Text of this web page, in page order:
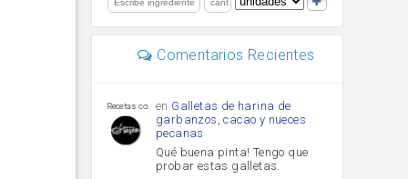
Comentarios Recientes
Recetas con sazon
en Galletas de harina de
garbanzos, cacao y nueces
pecanas
Qué buena pinta! Tengo que
probar estas galletas.